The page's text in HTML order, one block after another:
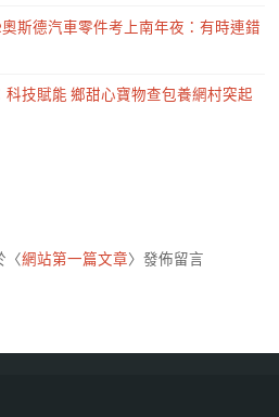
斯德汽車零件考上南年夜：有時連錯
技賦能 鄉甜心寶物查包養網村突起
〈網站第一篇文章〉發佈留言